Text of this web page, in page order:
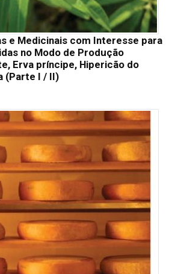
e Medicinais com Interesse para
no Modo de Produção
Erva príncipe, Hipericão do
(Parte I / II)